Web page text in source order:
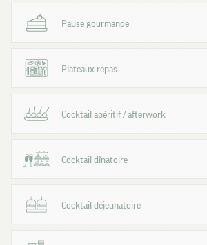
Pause gourmande
Plateaux repas
Cocktail apéritif / afterwork
Cocktail dînatoire
Cocktail déjeunatoire